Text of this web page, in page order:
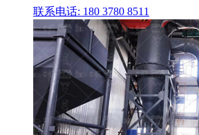
联系电话: 180 3780 8511